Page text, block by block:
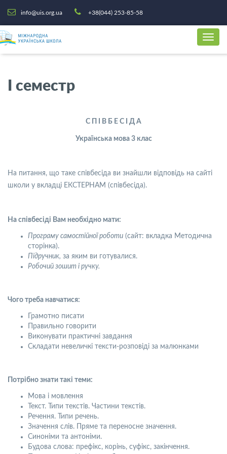
info@uis.org.ua +38(044) 253-85-58
І семестр
С П І В Б Е С І Д А
Українська мова 3клас
На питання, що таке співбесіда ви знайшли відповідь на сайті
школи у вкладці ЕКСТЕРНАМ (співбесіда).
На співбесіді Вам необхідно мати:
Програму самостійної роботи (сайт: вкладка Методична
сторінка).
Підручник, за яким ви готувалися.
Робочий зошит і ручку.
Чого треба навчатися:
Грамотно писати
Правильно говорити
Виконувати практичні завдання
Складати невеличкі тексти-розповіді за малюнками
Потрібно знати такі теми:
Мова і мовлення
Текст. Типи текстів. Частини текстів.
Речення. Типи речень.
Значення слів. Пряме та переносне значення.
Синоніми та антоніми.
Будова слова: префікс, корінь, суфікс, закінчення.